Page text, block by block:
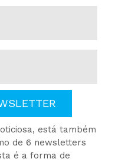
está também
de 6 newsletters
é a forma de